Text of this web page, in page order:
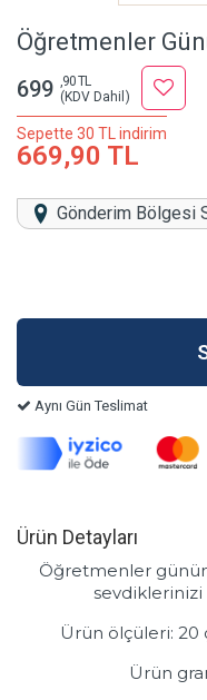
Öğretmenler
699 ,90 TL
(KDV Dahil)
Sepette 30 TL indirim
669,90 TL
Gönderim Bölgesi
Aynı Gün Teslimat
Ürün Detayları
Öğretmenler
Ürün ölçüleri: 20
Ürün